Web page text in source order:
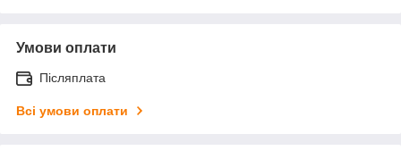
Умови оплати
Післяплата
Всі умови оплати